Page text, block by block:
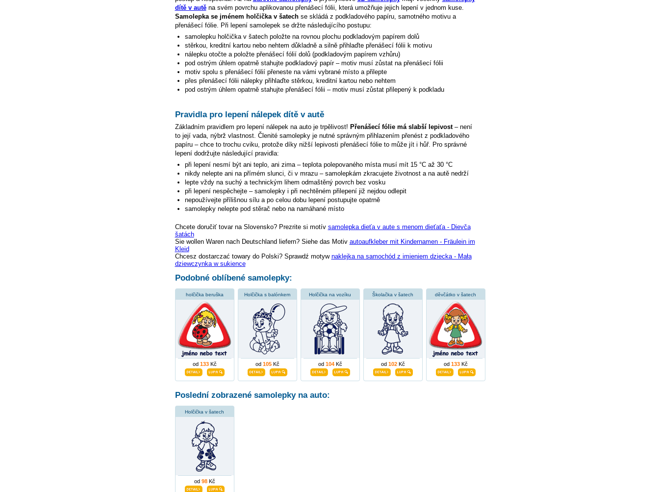
dítě v autěna svém povrchu aplikovanou přenášecí fólii, která umožňuje jejich lepení v jednom kuse.
Samolepka se jménem holčička v šatechse skládá z podkladového papíru, samotného motivu a
přenášecí fólie. Při lepení samolepek se držte následujícího postupu:
samolepku holčička v šatechpoložte na rovnou plochu podkladovým papírem dolů
stěrkou, kreditní kartou nebo nehtem důkladně a silně přihlaďte přenášecí fólii k motivu
nálepku otočte a položte přenášecí fólií dolů (podkladovým papírem vzhůru)
pod ostrým úhlem opatrně stahujte podkladový papír – motiv musí zůstat na přenášecí fólii
motiv spolu s přenášecí fólií přeneste na vámi vybrané místo a přilepte
přes přenášecí fólii nálepky přihlaďte stěrkou, kreditní kartou nebo nehtem
pod ostrým úhlem opatrně stahujte přenášecí fólii – motiv musí zůstat přilepený k podkladu
Pravidla pro lepení nálepek dítě v autě
Základním pravidlem pro lepení nálepek na auto je trpělivost! Přenášecí fólie má slabší lepivost– není
to její vada, nýbrž vlastnost. Členité samolepky je nutné správným přihlazením přenést z podkladového
papíru – chce to trochu cviku, protože díky nižší lepivosti přenášecí fólie to může jít i hůř. Pro správné
lepení dodržujte následující pravidla:
při lepení nesmí být ani teplo, ani zima – teplota polepovaného místa musí mít 15 °C až 30 °C
nikdy nelepte ani na přímém slunci, či v mrazu – samolepkám zkracujete životnost a na autě nedrží
lepte vždy na suchý a technickým lihem odmaštěný povrch bez vosku
při lepení nespěchejte – samolepky i při nechtěném přilepení již nejdou odlepit
nepoužívejte přílišnou sílu a po celou dobu lepení postupujte opatrně
samolepky nelepte pod stěrač nebo na namáhané místo
Chcete doručiť tovar na Slovensko? Prezrite si motív samolepka dieťa v aute s menom dieťaťa - Dievča
šatách
Sie wollen Waren nach Deutschland liefern? Siehe das Motiv autoaufkleber mit Kindernamen - Fräulein im
Kleid
Chcesz dostarczać towary do Polski? Sprawdź motyw naklejka na samochód z imieniem dziecka - Mała
dziewczynka w sukience
Podobné oblíbené samolepky:
holčička beruška
od 133Kč
Holčička s balónkem
od 105Kč
Holčička na vozíku
od 104Kč
Školačka v šatech
od 102Kč
děvčátko v šatech
od 133Kč
Poslední zobrazené samolepky na auto:
Holčička v šatech
od 98Kč